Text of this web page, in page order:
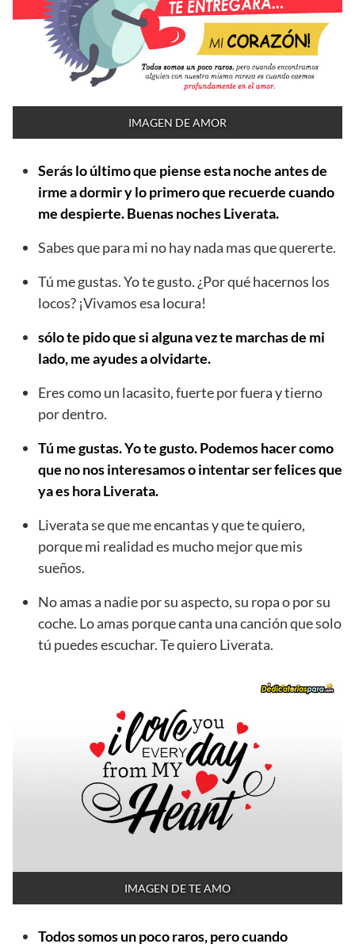
IMAGEN DE AMOR
Serás lo último que piense esta noche antes de
irme a dormir y lo primero que recuerde cuando
me despierte. Buenas noches Liverata.
Sabes que para mi no hay nada mas que quererte.
Tú me gustas. Yo te gusto. ¿Por qué hacernos los
locos? ¡Vivamos esa locura!
sólo te pido que si alguna vez te marchas de mi
lado, me ayudes a olvidarte.
Eres como un lacasito, fuerte por fuera y tierno
por dentro.
Tú me gustas. Yo te gusto. Podemos hacer como
que no nos interesamos o intentar ser felices que
ya es hora Liverata.
Liverata se que me encantas y que te quiero,
porque mi realidad es mucho mejor que mis
sueños.
No amas a nadie por su aspecto, su ropa o por su
coche. Lo amas porque canta una canción que solo
tú puedes escuchar. Te quiero Liverata.
IMAGEN DE TE AMO
Todos somos un poco raros, pero cuando